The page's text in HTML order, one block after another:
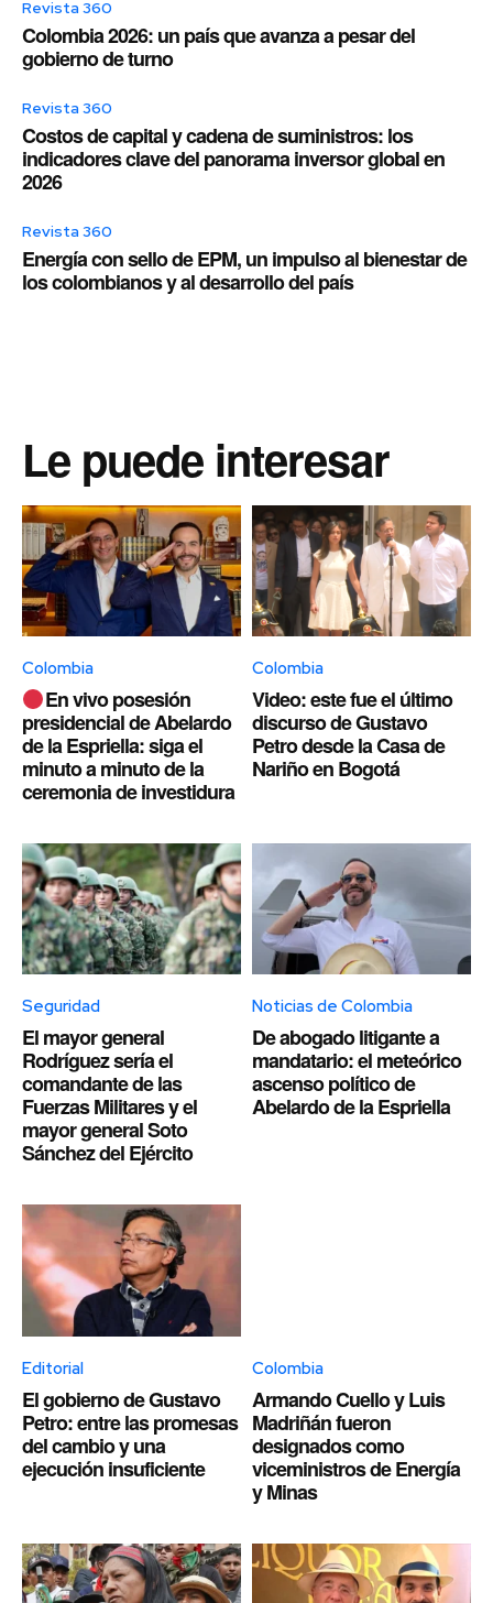
Revista 360
Colombia 2026: un país que avanza a pesar del
gobierno de turno
Revista 360
Costos de capital y cadena de suministros: los
indicadores clave del panorama inversor global en
2026
Revista 360
Energía con sello de EPM, un impulso al bienestar de
los colombianos y al desarrollo del país
Le puede interesar
Colombia
En vivo posesión
presidencial de Abelardo
de la Espriella: siga el
minuto a minuto de la
ceremonia de investidura
Colombia
Video: este fue el último
discurso de Gustavo
Petro desde la Casa de
Nariño en Bogotá
Seguridad
El mayor general
Rodríguez sería el
comandante de las
Fuerzas Militares y el
mayor general Soto
Sánchez del Ejército
Noticias de Colombia
De abogado litigante a
mandatario: el meteórico
ascenso político de
Abelardo de la Espriella
Editorial
El gobierno de Gustavo
Petro: entre las promesas
del cambio y una
ejecución insuficiente
Colombia
Armando Cuello y Luis
Madriñán fueron
designados como
viceministros de Energía
y Minas